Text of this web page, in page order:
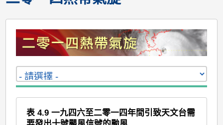
表 4.9 一九四六至二零一四年間引致天文台需